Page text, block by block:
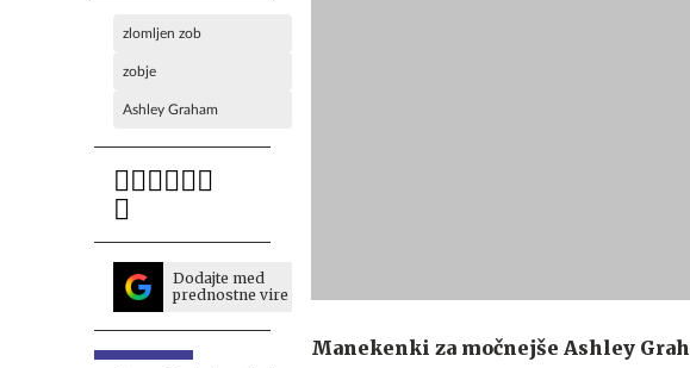
zlomljen zob
zobje
Ashley Graham
Dodajte med
prednostne vire
Manekenki za močnejše Ashley